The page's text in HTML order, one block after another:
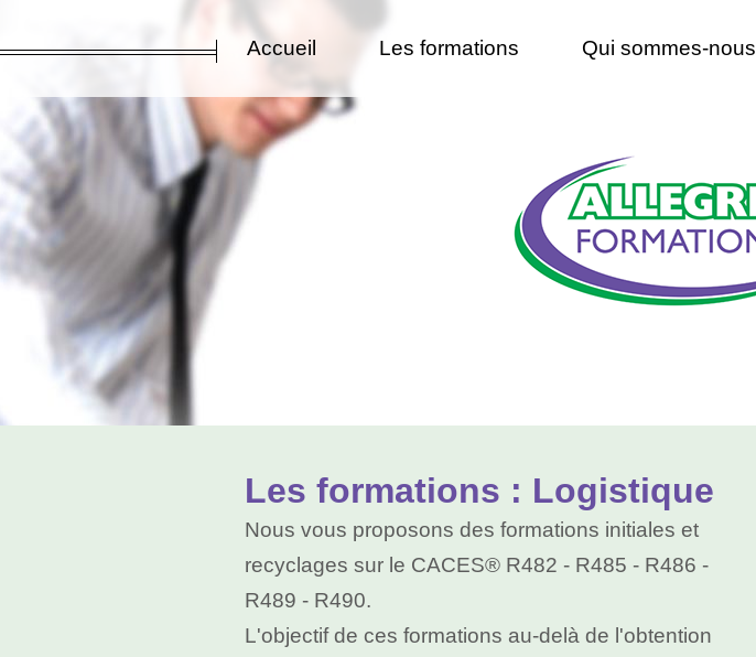
Accueil Les formations Qui sommes-nous
Les formations : Logistique
Nous vous proposons des formations initiales et
recyclages sur le CACES® R482 - R485 - R486 -
R489 - R490.
L'objectif de ces formations au-delà de l'obtention